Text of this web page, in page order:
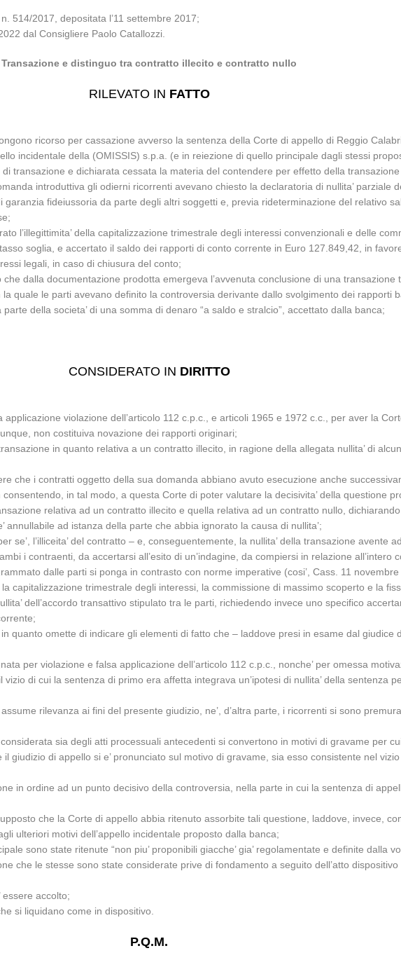
514/2017, depositata l’11 settembre 2017;
dal Consigliere Paolo Catallozzi.
Transazione e distinguo tra contratto illecito e contratto nullo
RILEVATO IN FATTO
ricorso per cassazione avverso la sentenza della Corte di appello di Reggio
incidentale della (OMISSIS) s.p.a. (e in reiezione di quello principale dagli stessi
transazione e dichiarata cessata la materia del contendere per effetto della
introduttiva gli odierni ricorrenti avevano chiesto la declaratoria di nullita’ parziale
fideiussoria da parte degli altri soggetti e, previa rideterminazione del relativo
l’illegittimita’ della capitalizzazione trimestrale degli interessi convenzionali e delle
soglia, e accertato il saldo dei rapporti di conto corrente in Euro 127.849,42, in
legali, in caso di chiusura del conto;
dalla documentazione prodotta emergeva l’avvenuta conclusione di una transazione
quale le parti avevano definito la controversia derivante dallo svolgimento dei rapporti
della societa’ di una somma di denaro “a saldo e stralcio”, accettato dalla banca;
CONSIDERATO IN DIRITTO
violazione dell’articolo 112 c.p.c., e articoli 1965 e 1972 c.c., per aver la
non costituiva novazione dei rapporti originari;
in quanto relativa a un contratto illecito, in ragione della allegata nullita’ di
che i contratti oggetto della sua domanda abbiano avuto esecuzione anche
in tal modo, a questa Corte di poter valutare la decisivita’ della questione
relativa ad un contratto illecito e quella relativa ad un contratto nullo,
annullabile ad istanza della parte che abbia ignorato la causa di nullita’;
se’, l’illiceita’ del contratto – e, conseguentemente, la nullita’ della transazione avente
i contraenti, da accertarsi all’esito di un’indagine, da compiersi in relazione all’intero
dalle parti si ponga in contrasto con norme imperative (cosi’, Cass. 11
capitalizzazione trimestrale degli interessi, la commissione di massimo scoperto e la
dell’accordo transattivo stipulato tra le parti, richiedendo invece uno specifico
quanto omette di indicare gli elementi di fatto che – laddove presi in esame dal giudice
per violazione e falsa applicazione dell’articolo 112 c.p.c., nonche’ per omessa
di cui la sentenza di primo era affetta integrava un’ipotesi di nullita’ della sentenza
rilevanza ai fini del presente giudizio, ne’, d’altra parte, i ricorrenti si sono
sia degli atti processuali antecedenti si convertono in motivi di gravame per
giudizio di appello si e’ pronunciato sul motivo di gravame, sia esso consistente nel
in ordine ad un punto decisivo della controversia, nella parte in cui la sentenza di
che la Corte di appello abbia ritenuto assorbite tali questione, laddove, invece,
ulteriori motivi dell’appello incidentale proposto dalla banca;
sono state ritenute “non piu’ proponibili giacche’ gia’ regolamentate e definite dalla
che le stesse sono state considerate prive di fondamento a seguito dell’atto
accolto;
si liquidano come in dispositivo.
P.Q.M.